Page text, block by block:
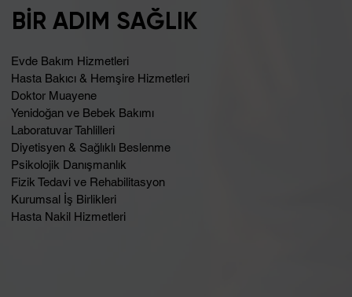
BİR ADIM SAĞLIK
Evde Bakım Hizmetleri
Hasta Bakıcı & Hemşire Hizmetleri
Doktor Muayene
Yenidoğan ve Bebek Bakımı
Laboratuvar Tahlilleri
Diyetisyen & Sağlıklı Beslenme
Psikolojik Danışmanlık
Fizik Tedavi ve Rehabilitasyon
Kurumsal İş Birlikleri
Hasta Nakil Hizmetleri